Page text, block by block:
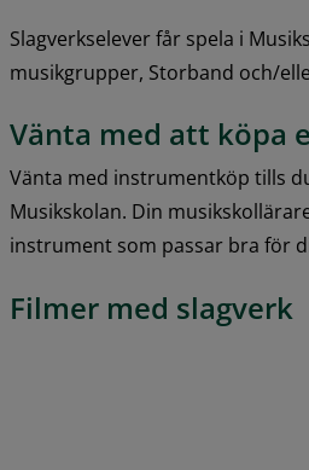
Slagverkselever får spela i
musikgrupper, Storband och/
Vänta med att köpa
Vänta med instrumentköp tills
Musikskolan. Din
instrument som passar bra för
Filmer med slagverk